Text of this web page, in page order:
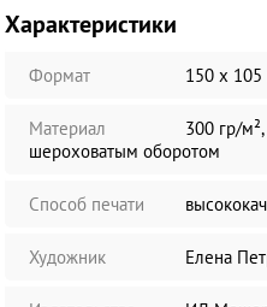
Характеристики
Формат 150 х
Материал
300 гр/
шероховатым оборотом
Способ печати
Художник Елена